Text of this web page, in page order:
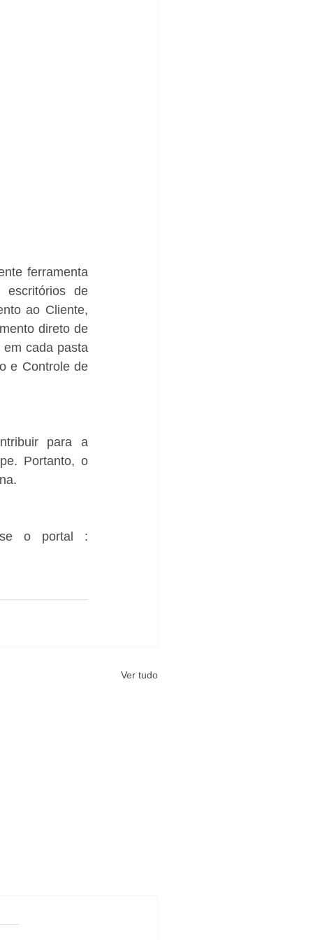
ferramenta
escritórios de
ao Cliente,
direto de
cada pasta
e Controle de
para a
Portanto, o
Ver tudo